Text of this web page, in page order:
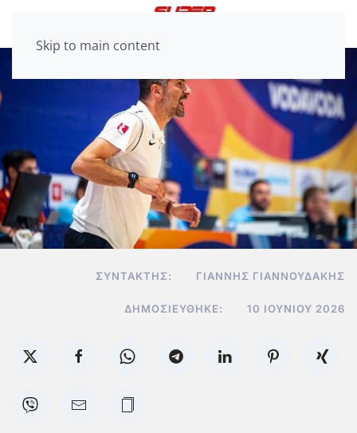
Skip to main content
ΣΥΝΤΆΚΤΗΣ: ΓΙΆΝΝΗΣ ΓΙΑΝΝΟΥΔΆΚΗΣ
ΔΗΜΟΣΙΕΎΘΗΚΕ: 10 ΙΟΥΝΊΟΥ 2026